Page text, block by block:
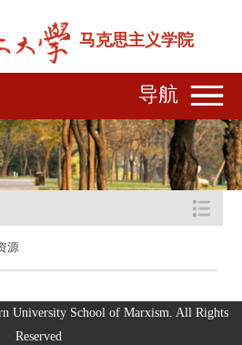
马克思主义学院
导航
源
University School of Marxism. All Rights
Reserved